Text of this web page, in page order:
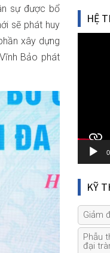
sự được bổ
sẽ phát huy
xây dựng
Bảo phát
HỆ
Video
KỸ
Giảm
Phẫu
đại